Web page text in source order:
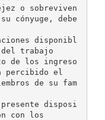
o sobreviven
cónyuge, debe
disponibl
trabajo
de los ingreso
percibido el
de su fam
disposi
con los